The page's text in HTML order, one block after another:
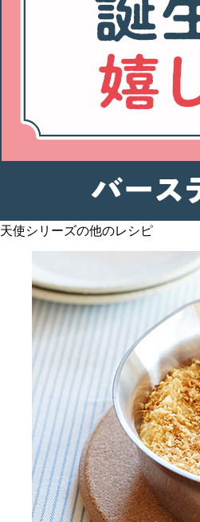
天使シリーズの他のレシピ